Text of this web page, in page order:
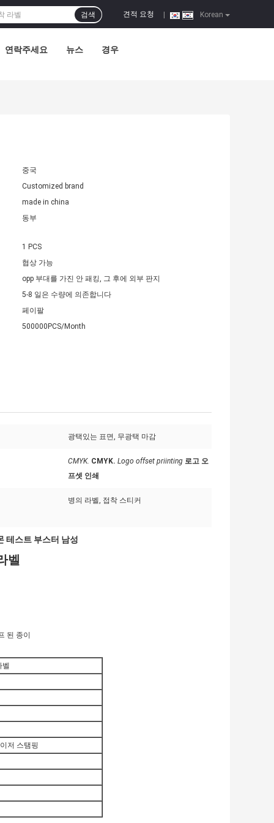
Korean
견적 요청
검색
연락주세요 뉴스 경우
중국
Customized brand
made in china
동부
1 PCS
협상 가능
opp 부대를 가진 안 패킹, 그 후에 외부 판지
5-8 일은 수량에 의존합니다
페이팔
500000PCS/Month
광택있는 표면, 무광택 마감
CMYK. CMYK. Logo offset priinting 로고 오
프셋 인쇄
병의 라벨, 접착 스티커
테스트 부스터 남성
벨
된 종이
벨
저 스탬핑